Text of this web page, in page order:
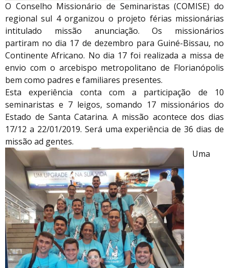
O Conselho Missionário de Seminaristas (COMISE) do
regional sul 4 organizou o projeto férias missionárias
intitulado missão anunciação. Os missionários
partiram no dia 17 de dezembro para Guiné-Bissau, no
Continente Africano. No dia 17 foi realizada a missa de
envio com o arcebispo metropolitano de Florianópolis
bem como padres e familiares presentes.
Esta experiência conta com a participação de 10
seminaristas e 7 leigos, somando 17 missionários do
Estado de Santa Catarina. A missão acontece dos dias
17/12 a 22/01/2019. Será uma experiência de 36 dias de
missão ad gentes.
Uma